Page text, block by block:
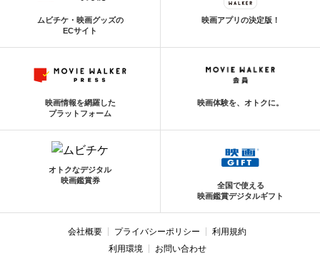
ムビチケ・映画グッズの
ECサイト
映画アプリの決定版！
映画情報を網羅した
プラットフォーム
映画体験を、オトクに。
オトクなデジタル
映画鑑賞券
全国で使える
映画鑑賞デジタルギフト
会社概要 プライバシーポリシー
利用規約
利用環境
お問い合わせ